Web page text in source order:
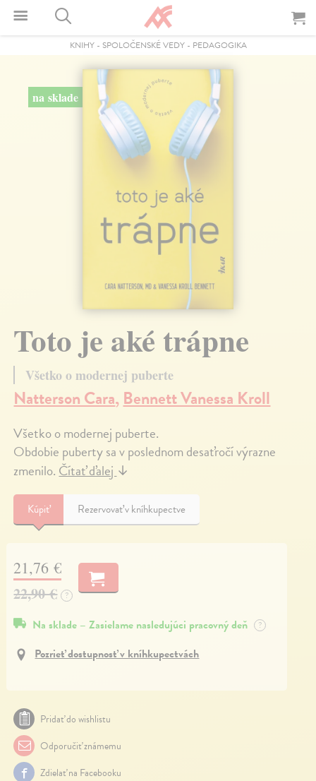
KNIHY- SPOLOČENSKÉ VEDY- PEDAGOGIKA
na sklade
Toto je aké trápne
Všetko o modernej puberte
Natterson Cara,Bennett Vanessa Kroll
Všetko o modernej puberte.
Obdobie puberty sa v poslednom desaťročí výrazne
zmenilo.Čítať ďalej↓
Kúpiť Rezervovať v kníhkupectve
21,76 €
22,90 € ?
Na sklade – Zasielame nasledujúci pracovný deň ?
Pozrieť dostupnosť v kníhkupectvách
Pridať do wishlistu
Odporučiť známemu
Zdielať na Facebooku